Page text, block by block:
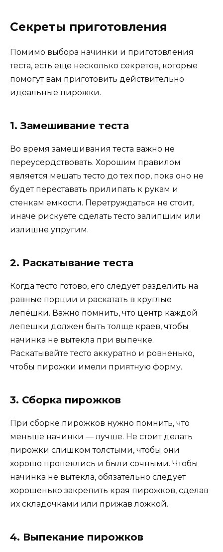
Секреты приготовления
Помимо выбора начинки и приготовления
теста, есть еще несколько секретов, которые
помогут вам приготовить действительно
идеальные пирожки.
1. Замешивание теста
Во время замешивания теста важно не
переусердствовать. Хорошим правилом
является мешать тесто до тех пор, пока оно не
будет переставать прилипать к рукам и
стенкам емкости. Перетруждаться не стоит,
иначе рискуете сделать тесто залипшим или
излишне упругим.
2. Раскатывание теста
Когда тесто готово, его следует разделить на
равные порции и раскатать в круглые
лепёшки. Важно помнить, что центр каждой
лепешки должен быть толще краев, чтобы
начинка не вытекла при выпечке.
Раскатывайте тесто аккуратно и ровненько,
чтобы пирожки имели приятную форму.
3. Сборка пирожков
При сборке пирожков нужно помнить, что
меньше начинки — лучше. Не стоит делать
пирожки слишком толстыми, чтобы они
хорошо пропеклись и были сочными. Чтобы
начинка не вытекла, обязательно следует
хорошенько закрепить края пирожков, сделав
их складочками или прижав ложкой.
4. Выпекание пирожков